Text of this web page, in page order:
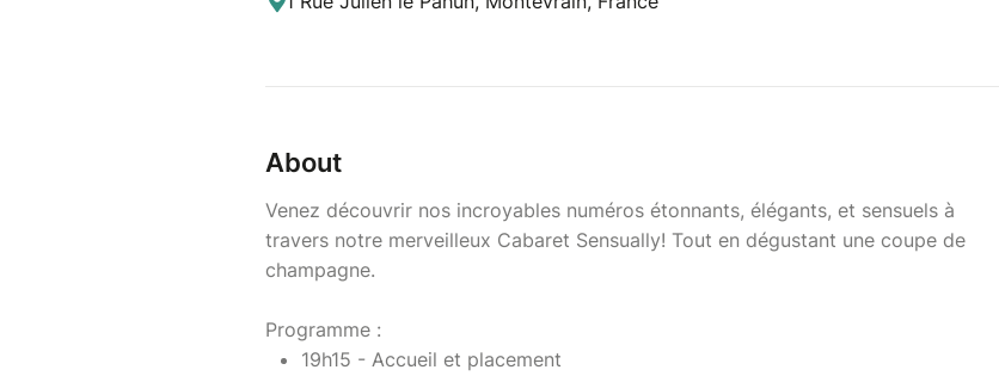
About
Venez découvrir nos incroyables numéros étonnants, élégants, et sensuels à
travers notre merveilleux Cabaret Sensually! Tout en dégustant une coupe de
champagne.
Programme :
19h15 - Accueil et placement